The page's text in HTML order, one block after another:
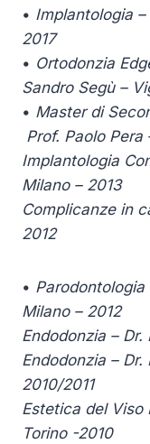
• Implantologia
2017
• Ortodonzia
Sandro Segù –
• Master di
Prof. Paolo Pera
Implantologia
Milano – 2013
Complicanze in
2012
• Parodontologia
Milano – 2012
Endodonzia – Dr.
Endodonzia –
2010/2011
Estetica del Viso
Torino -2010